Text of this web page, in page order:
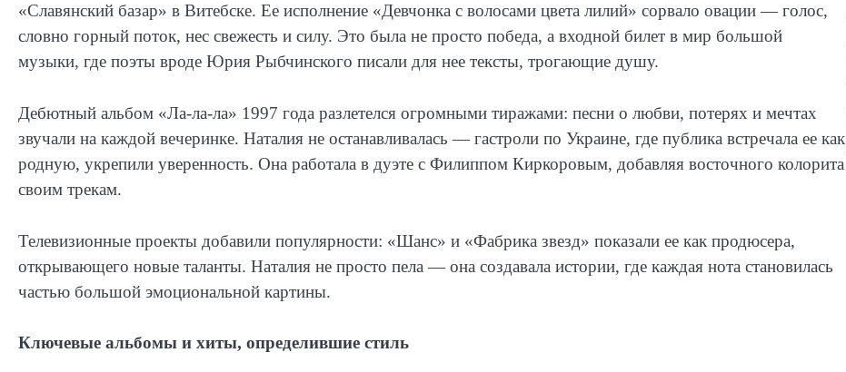
«Славянский базар» в Витебске. Ее исполнение «Девчонка с волосами цвета лилий» сорвало овации — голос,
словно горный поток, нес свежесть и силу. Это была не просто победа, а входной билет в мир большой
музыки, где поэты вроде Юрия Рыбчинского писали для нее тексты, трогающие душу.
Дебютный альбом «Ла-ла-ла» 1997 года разлетелся огромными тиражами: песни о любви, потерях и мечтах
звучали на каждой вечеринке. Наталия не останавливалась — гастроли по Украине, где публика встречала ее как
родную, укрепили уверенность. Она работала в дуэте с Филиппом Киркоровым, добавляя восточного колорита
своим трекам.
Телевизионные проекты добавили популярности: «Шанс» и «Фабрика звезд» показали ее как продюсера,
открывающего новые таланты. Наталия не просто пела — она создавала истории, где каждая нота становилась
частью большой эмоциональной картины.
Ключевые альбомы и хиты, определившие стиль